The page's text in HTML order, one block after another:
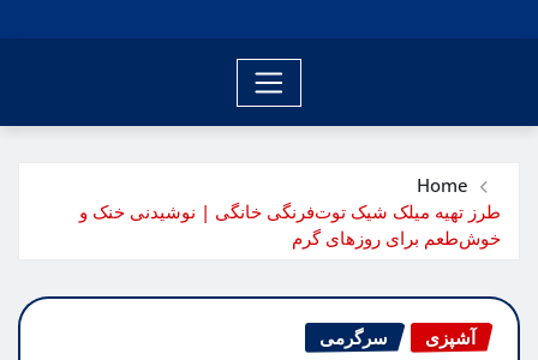
Home
طرز تهیه میلک شیک توت‌فرنگی خانگی | نوشیدنی خنک و
خوش‌طعم برای روزهای گرم
آشپزی سرگرمی